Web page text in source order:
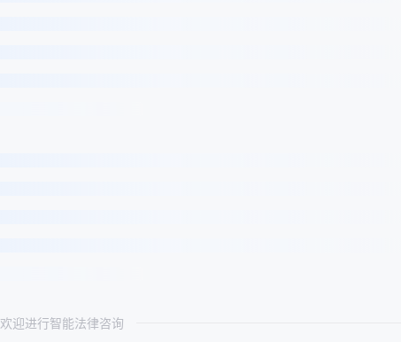
欢迎进行智能法律咨询